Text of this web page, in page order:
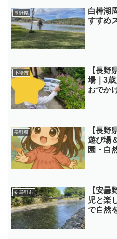
長野県
白樺湖
すすめ
小諸市
【長野
場｜3
おでか
長野県
【長野
遊び場
園・自
安曇野市
【安曇
児と楽
で自然